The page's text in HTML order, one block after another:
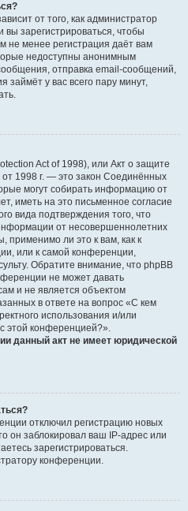
от того, как администратор
зарегистрироваться, чтобы
не менее регистрация даёт вам
недоступны анонимным
отправка email-сообщений,
займёт у вас всего пару минут,
Act of 1998), или Акт о защите
1998 г. — это закон Соединённых
могут собирать информацию от
иметь на это письменное согласие
вида подтверждения того, что
от несовершеннолетних
применимо ли это к вам, как к
или к самой конференции,
Обратите внимание, что phpBB
не может давать
и не является объектом
в ответе на вопрос «С кем
использования и/или
этой конференцией?».
данный акт не имеет юридической
отключил регистрацию новых
он заблокировал ваш IP-адрес или
зарегистрироваться.
конференции.